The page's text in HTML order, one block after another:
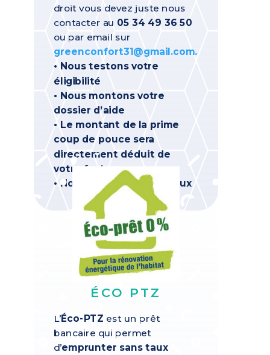
droit vous devez juste nous
contacter au 05 34 49 36 50
ou par email sur
greenconfort31@gmail.com.
• Nous testons votre
éligibilité
• Nous montons votre
dossier d’aide
• Le montant de la prime
coup de pouce sera
directement déduit de
votre facture
• Nous réalisons les travaux
ÉCO PTZ
L’Éco-PTZ est un prêt
bancaire qui permet
d’emprunter sans taux